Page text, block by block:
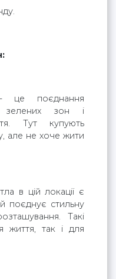
це поєднання
зелених зон і
Тут купують
але не хоче жити
в цій локації є
поєднує стильну
Такі
життя, так і для